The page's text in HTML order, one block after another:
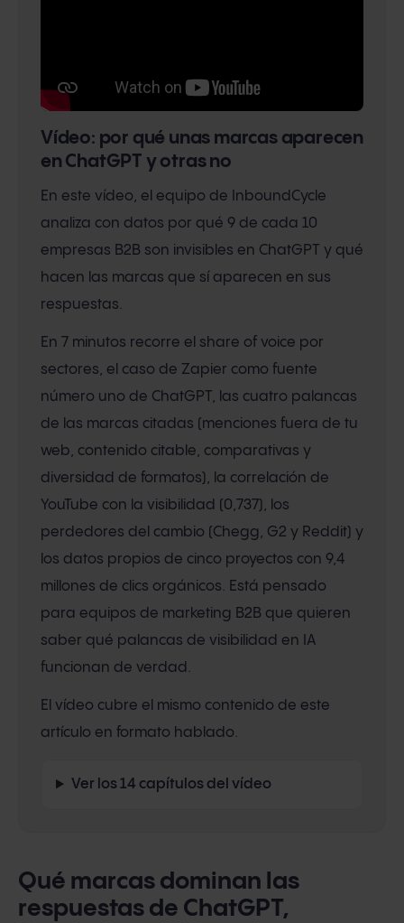
Vídeo: por qué unas marcas aparecen
en ChatGPT y otras no
En este vídeo, el equipo de InboundCycle
analiza con datos por qué 9 de cada 10
empresas B2B son invisibles en ChatGPT y qué
hacen las marcas que sí aparecen en sus
respuestas.
En 7 minutos recorre el share of voice por
sectores, el caso de Zapier como fuente
número uno de ChatGPT, las cuatro palancas
de las marcas citadas (menciones fuera de tu
web, contenido citable, comparativas y
diversidad de formatos), la correlación de
YouTube con la visibilidad (0,737), los
perdedores del cambio (Chegg, G2 y Reddit) y
los datos propios de cinco proyectos con 9,4
millones de clics orgánicos. Está pensado
para equipos de marketing B2B que quieren
saber qué palancas de visibilidad en IA
funcionan de verdad.
El vídeo cubre el mismo contenido de este
artículo en formato hablado.
Ver los 14 capítulos del vídeo
Qué marcas dominan las
respuestas de ChatGPT,